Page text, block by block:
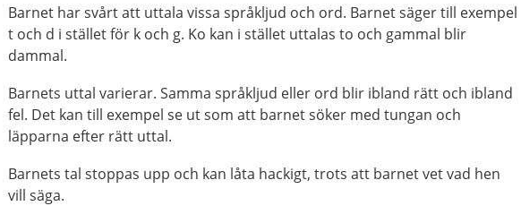
Barnet har svårt att uttala vissa språkljud och ord. Barnet säger till exempel
t och d i stället för k och g. Ko kan i stället uttalas to och gammal blir
dammal.
Barnets uttal varierar. Samma språkljud eller ord blir ibland rätt och ibland
fel. Det kan till exempel se ut som att barnet söker med tungan och
läpparna efter rätt uttal.
Barnets tal stoppas upp och kan låta hackigt, trots att barnet vet vad hen
vill säga.